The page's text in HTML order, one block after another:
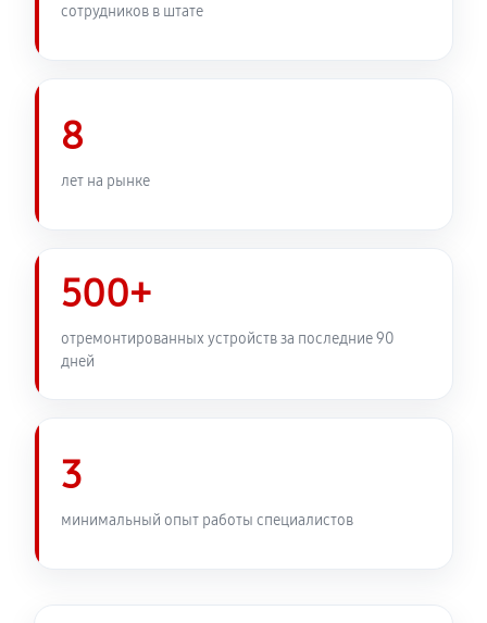
сотрудников в штате
8
лет на рынке
500+
отремонтированных устройств за последние 90
дней
3
минимальный опыт работы специалистов